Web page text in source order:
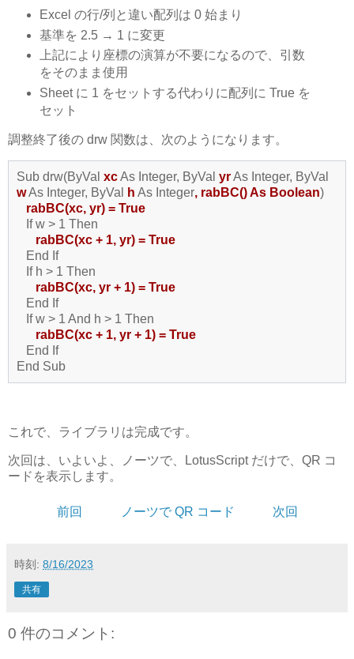
Excel の行/列と違い配列は 0 始まり
基準を 2.5 → 1 に変更
上記により座標の演算が不要になるので、引数
をそのまま使用
Sheet に 1 をセットする代わりに配列に True を
セット
調整終了後の drw 関数は、次のようになります。
Sub drw(ByVal xcAs Integer, ByVal yrAs Integer, ByVal
wAs Integer, ByVal h As Integer, rabBC() As Boolean)
rabBC(xc, yr) = True
If w > 1 Then
rabBC(xc + 1, yr) = True
End If
If h > 1 Then
rabBC(xc, yr + 1) = True
End If
If w > 1 And h > 1 Then
rabBC(xc + 1, yr + 1) = True
End If
End Sub
これで、ライブラリは完成です。
次回は、いよいよ、ノーツで、LotusScript だけで、QR コ
ードを表示します。
前回 ノーツで QR コード 次回
時刻: 8/16/2023
共有
0 件のコメント: